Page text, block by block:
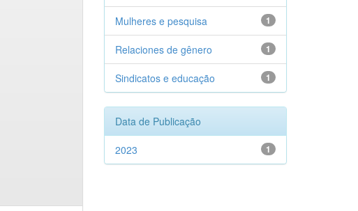
1
Mulheres e pesquisa
1
Relaciones de gênero
1
Sindicatos e educação
Data de Publicação
1
2023